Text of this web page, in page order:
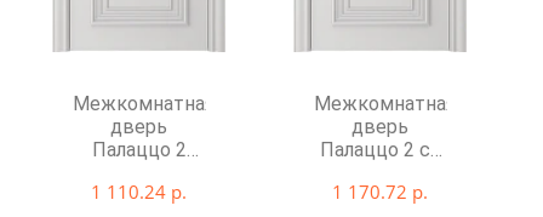
Межкомнатная
дверь
Палаццо 2
1 110.24 р.
Межкомнатная
дверь
Палаццо 2 со
1 170.72 р.